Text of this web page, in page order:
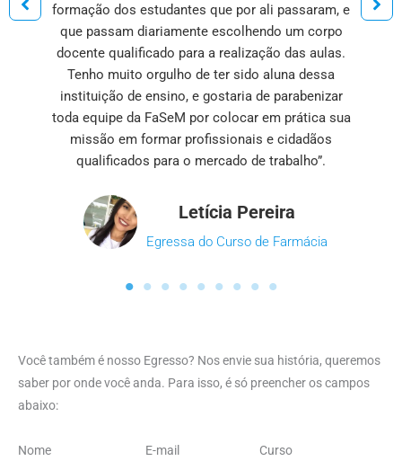
formação dos estudantes que por ali passaram, e
que passam diariamente escolhendo um corpo
docente qualificado para a realização das aulas.
Tenho muito orgulho de ter sido aluna dessa
instituição de ensino, e gostaria de parabenizar
toda equipe da FaSeM por colocar em prática sua
missão em formar profissionais e cidadãos
qualificados para o mercado de trabalho”.
Letícia Pereira
Egressa do Curso de Farmácia
Você também é nosso Egresso? Nos envie sua história, queremos
saber por onde você anda. Para isso, é só preencher os campos
abaixo:
Nome E-mail Curso